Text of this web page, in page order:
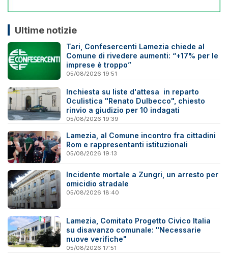
Ultime notizie
Tari, Confesercenti Lamezia chiede al
Comune di rivedere aumenti: “+17% per le
imprese è troppo”
05/08/2026 19:51
Inchiesta su liste d'attesa in reparto
Oculistica "Renato Dulbecco", chiesto
rinvio a giudizio per 10 indagati
05/08/2026 19:39
Lamezia, al Comune incontro fra cittadini
Rom e rappresentanti istituzionali
05/08/2026 19:13
Incidente mortale a Zungri, un arresto per
omicidio stradale
05/08/2026 18:40
Lamezia, Comitato Progetto Civico Italia
su disavanzo comunale: "Necessarie
nuove verifiche"
05/08/2026 17:51